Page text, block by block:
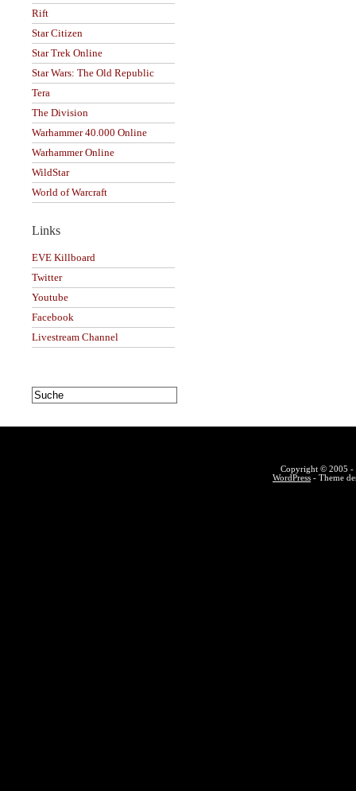
Rift
Star Citizen
Star Trek Online
Star Wars: The Old Republic
Tera
The Division
Warhammer 40.000 Online
Warhammer Online
WildStar
World of Warcraft
Links
EVE Killboard
Twitter
Youtube
Facebook
Livestream Channel
Copyright © 2005 -
WordPress - Theme